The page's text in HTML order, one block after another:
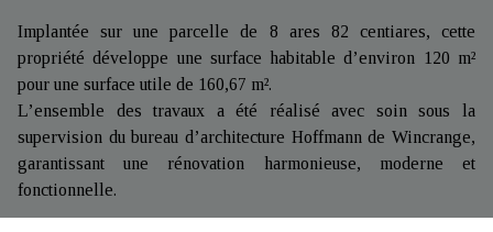
Implantée sur une parcelle de 8 ares 82 centiares, cette
propriété développe une surface habitable d’environ 120 m²
pour une surface utile de 160,67 m².
L’ensemble des travaux a été réalisé avec soin sous la
supervision du bureau d’architecture Hoffmann de Wincrange,
garantissant une rénovation harmonieuse, moderne et
fonctionnelle.